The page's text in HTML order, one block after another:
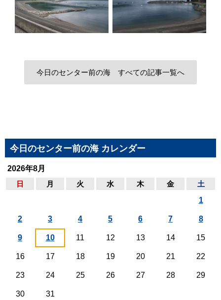
今日のセンター前の海 すべての記事一覧へ
今日のセンター前の海 カレンダー
2026年8月
日
月 火 水 木 金 土
1
2 3 4 5 6 7 8
9 10 11 12 13 14 15
16 17 18 19 20 21 22
23 24 25 26 27 28 29
30 31